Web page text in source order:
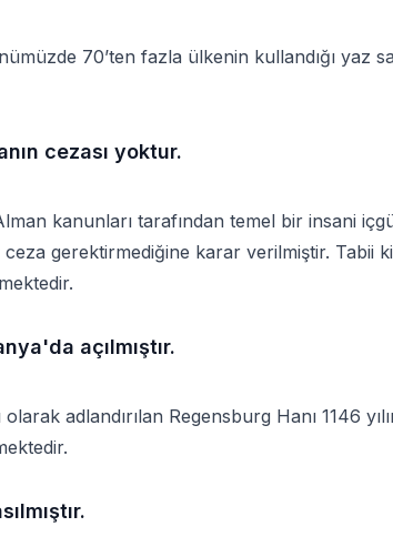
70’ten fazla ülkenin kullandığı yaz
cezası yoktur.
kanunları tarafından temel bir insani
gerektirmediğine karar verilmiştir. Tabii ki
açılmıştır.
adlandırılan Regensburg Hanı 1146